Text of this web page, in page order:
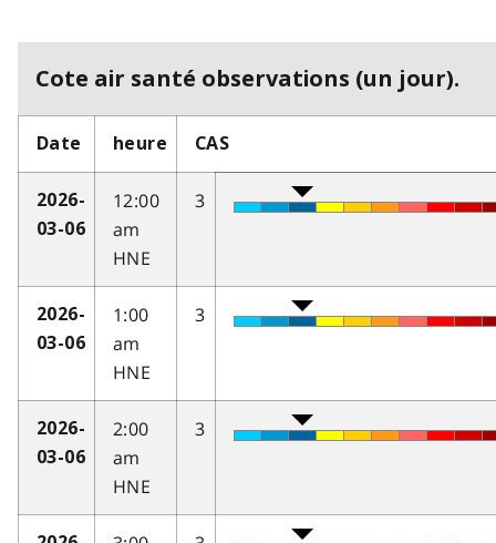
Cote air santé observations (un jour).
Date heure CAS
2026-
03-06
12:00
am
HNE
3
2026-
03-06
1:00
am
HNE
3
2026-
03-06
2:00
am
HNE
3